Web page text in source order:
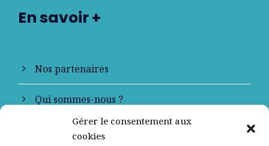
Gérer le consentement aux
cookies
En savoir +
Nos partenaires
Qui sommes-nous ?
Contactez-nous